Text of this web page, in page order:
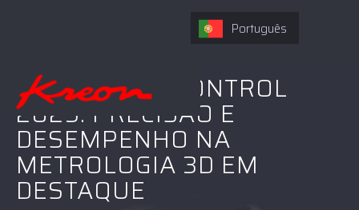
A KREON NA CONTROL
2025: PRECISÃO E
DESEMPENHO NA
METROLOGIA 3D EM
DESTAQUE
Português